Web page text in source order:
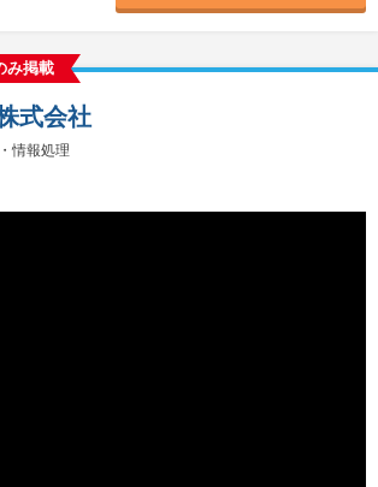
み掲載
情報処理
式会社